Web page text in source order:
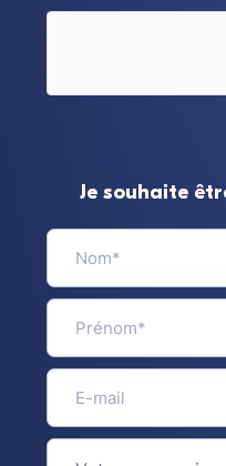
Je souhaite